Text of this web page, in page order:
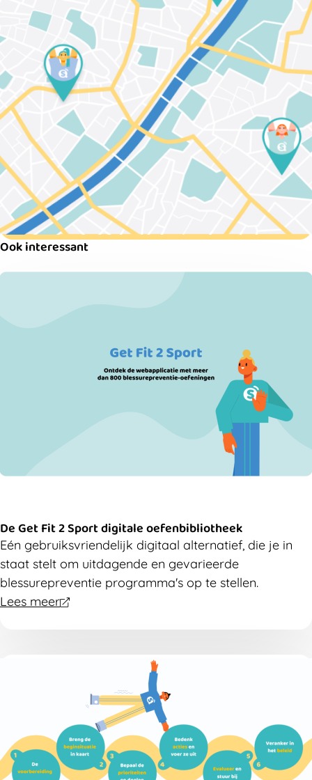
Ook interessant
De Get Fit 2 Sport digitale oefenbibliotheek
Eén gebruiksvriendelijk digitaal alternatief, die je in
staat stelt om uitdagende en gevarieerde
blessurepreventie programma's op te stellen.
Lees meer